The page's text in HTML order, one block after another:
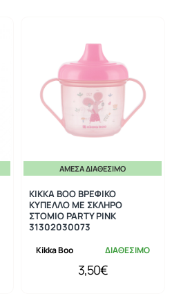
ΆΜΕΣΑ ΔΙΑΘΈΣΙΜΟ
Kikka Boo ΔΙΑΘΕΣΙΜΟ
KIKKA BOO ΒΡΕΦΙΚΟ
ΚΥΠΕΛΛΟ ΜΕ ΣΚΛΗΡΟ
ΣΤΟΜΙΟ PARTY PINK
31302030073
3,50€